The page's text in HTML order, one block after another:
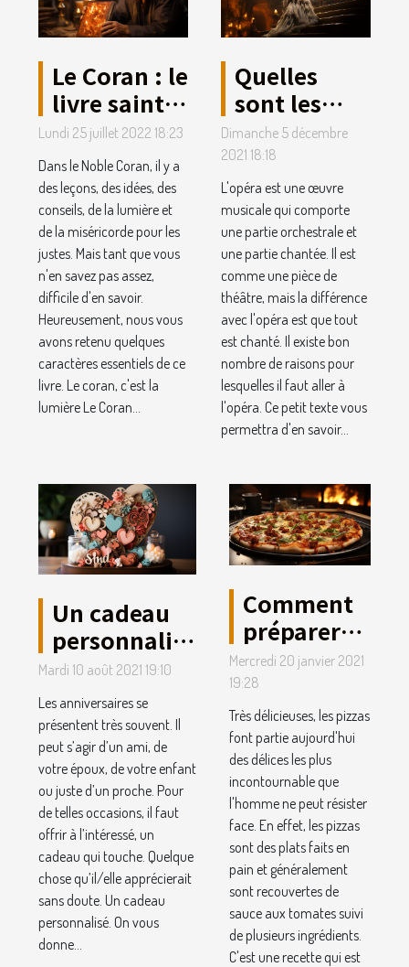
Le Coran : le
livre saint
que vous
aurez lu au
monde
Lundi 25 juillet 2022 18:23
Dans le Noble Coran, il y a
des leçons, des idées, des
conseils, de la lumière et
de la miséricorde pour les
justes. Mais tant que vous
n'en savez pas assez,
difficile d'en savoir.
Heureusement, nous vous
avons retenu quelques
caractères essentiels de ce
livre. Le coran, c'est la
lumière Le Coran...
Quelles
sont les
raisons
pour
lesquelles il
faut aller à
l'opéra ?
Dimanche 5 décembre
2021 18:18
L'opéra est une œuvre
musicale qui comporte
une partie orchestrale et
une partie chantée. Il est
comme une pièce de
théâtre, mais la différence
avec l'opéra est que tout
est chanté. Il existe bon
nombre de raisons pour
lesquelles il faut aller à
l'opéra. Ce petit texte vous
permettra d'en savoir...
Un cadeau
personnalisé
en bois à
offrir pour
un
anniversaire
Mardi 10 août 2021 19:10
Les anniversaires se
présentent très souvent. Il
peut s’agir d’un ami, de
votre époux, de votre enfant
ou juste d’un proche. Pour
de telles occasions, il faut
offrir à l’intéressé, un
cadeau qui touche. Quelque
chose qu’il/elle apprécierait
sans doute. Un cadeau
personnalisé. On vous
donne...
Comment
préparer
des pizzas
sans
perdre de
temps ?
Mercredi 20 janvier 2021
19:28
Très délicieuses, les pizzas
font partie aujourd'hui
des délices les plus
incontournable que
l'homme ne peut résister
face. En effet, les pizzas
sont des plats faits en
pain et généralement
sont recouvertes de
sauce aux tomates suivi
de plusieurs ingrédients.
C'est une recette qui est